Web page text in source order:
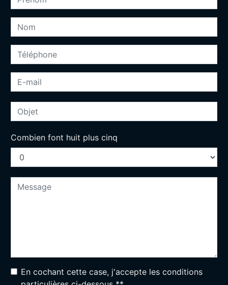
Combien font huit plus cinq
En cochant cette case, j'accepte les conditions